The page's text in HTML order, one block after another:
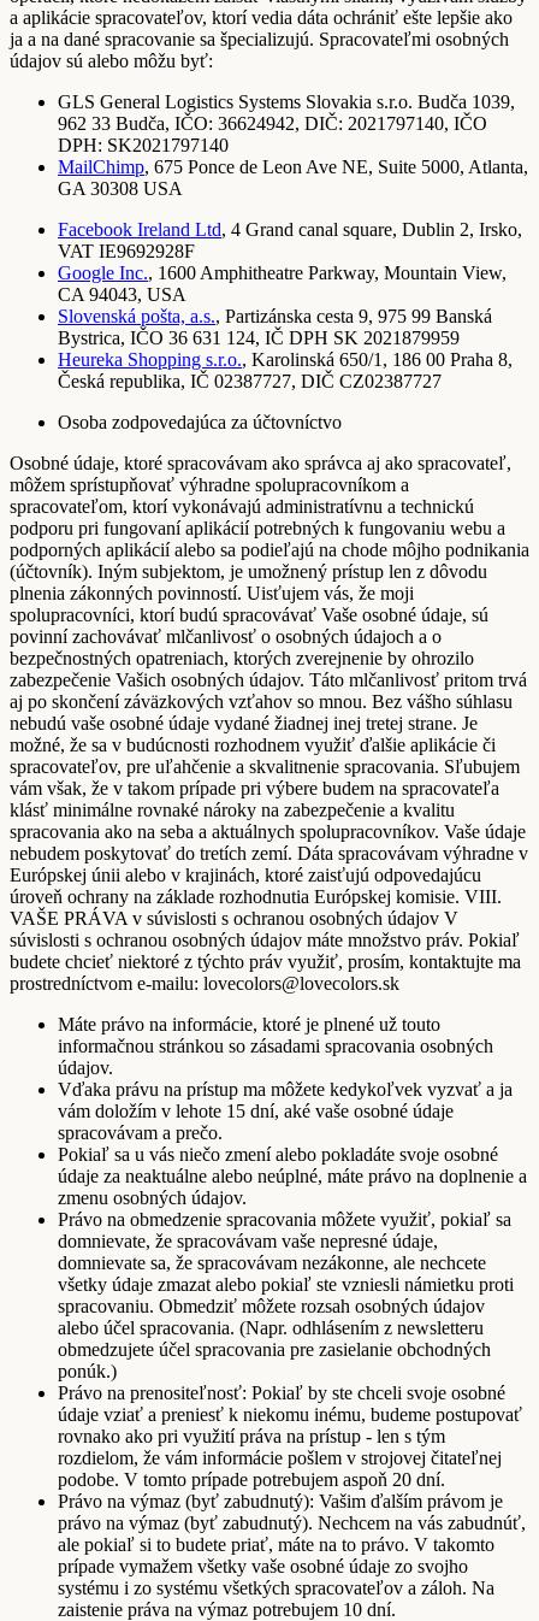
a aplikácie spracovateľov, ktorí vedia dáta ochrániť ešte lepšie ako
ja a na dané spracovanie sa špecializujú. Spracovateľmi osobných
údajov sú alebo môžu byť:
GLS General Logistics Systems Slovakia s.r.o. Budča 1039,
962 33 Budča, IČO: 36624942, DIČ: 2021797140, IČO
DPH: SK2021797140
MailChimp, 675 Ponce de Leon Ave NE, Suite 5000, Atlanta,
GA 30308 USA
Facebook Ireland Ltd, 4 Grand canal square, Dublin 2, Irsko,
VAT IE9692928F
Google Inc., 1600 Amphitheatre Parkway, Mountain View,
CA 94043, USA
Slovenská pošta, a.s., Partizánska cesta 9, 975 99 Banská
Bystrica, IČO 36 631 124, IČ DPH SK 2021879959
Heureka Shopping s.r.o., Karolinská 650/1, 186 00 Praha 8,
Česká republika, IČ 02387727, DIČ CZ02387727
Osoba zodpovedajúca za účtovníctvo
Osobné údaje, ktoré spracovávam ako správca aj ako spracovateľ,
môžem sprístupňovať výhradne spolupracovníkom a
spracovateľom, ktorí vykonávajú administratívnu a technickú
podporu pri fungovaní aplikácií potrebných k fungovaniu webu a
podporných aplikácií alebo sa podieľajú na chode môjho podnikania
(účtovník). Iným subjektom, je umožnený prístup len z dôvodu
plnenia zákonných povinností. Uisťujem vás, že moji
spolupracovníci, ktorí budú spracovávať Vaše osobné údaje, sú
povinní zachovávať mlčanlivosť o osobných údajoch a o
bezpečnostných opatreniach, ktorých zverejnenie by ohrozilo
zabezpečenie Vašich osobných údajov. Táto mlčanlivosť pritom trvá
aj po skončení záväzkových vzťahov so mnou. Bez vášho súhlasu
nebudú vaše osobné údaje vydané žiadnej inej tretej strane. Je
možné, že sa v budúcnosti rozhodnem využiť ďalšie aplikácie či
spracovateľov, pre uľahčenie a skvalitnenie spracovania. Sľubujem
vám však, že v takom prípade pri výbere budem na spracovateľa
klásť minimálne rovnaké nároky na zabezpečenie a kvalitu
spracovania ako na seba a aktuálnych spolupracovníkov. Vaše údaje
nebudem poskytovať do tretích zemí. Dáta spracovávam výhradne v
Európskej únii alebo v krajinách, ktoré zaisťujú odpovedajúcu
úroveň ochrany na základe rozhodnutia Európskej komisie. VIII.
VAŠE PRÁVA v súvislosti s ochranou osobných údajov V
súvislosti s ochranou osobných údajov máte množstvo práv. Pokiaľ
budete chcieť niektoré z týchto práv využiť, prosím, kontaktujte ma
prostredníctvom e-mailu: lovecolors@lovecolors.sk
Máte právo na informácie, ktoré je plnené už touto
informačnou stránkou so zásadami spracovania osobných
údajov.
Vďaka právu na prístup ma môžete kedykoľvek vyzvať a ja
vám doložím v lehote 15 dní, aké vaše osobné údaje
spracovávam a prečo.
Pokiaľ sa u vás niečo zmení alebo pokladáte svoje osobné
údaje za neaktuálne alebo neúplné, máte právo na doplnenie a
zmenu osobných údajov.
Právo na obmedzenie spracovania môžete využiť, pokiaľ sa
domnievate, že spracovávam vaše nepresné údaje,
domnievate sa, že spracovávam nezákonne, ale nechcete
všetky údaje zmazat alebo pokiaľ ste vzniesli námietku proti
spracovaniu. Obmedziť môžete rozsah osobných údajov
alebo účel spracovania. (Napr. odhlásením z newsletteru
obmedzujete účel spracovania pre zasielanie obchodných
ponúk.)
Právo na prenositeľnosť: Pokiaľ by ste chceli svoje osobné
údaje vziať a preniesť k niekomu inému, budeme postupovať
rovnako ako pri využití práva na prístup - len s tým
rozdielom, že vám informácie pošlem v strojovej čitateľnej
podobe. V tomto prípade potrebujem aspoň 20 dní.
Právo na výmaz (byť zabudnutý): Vašim ďalším právom je
právo na výmaz (byť zabudnutý). Nechcem na vás zabudnúť,
ale pokiaľ si to budete priať, máte na to právo. V takomto
prípade vymažem všetky vaše osobné údaje zo svojho
systému i zo systému všetkých spracovateľov a záloh. Na
zaistenie práva na výmaz potrebujem 10 dní.